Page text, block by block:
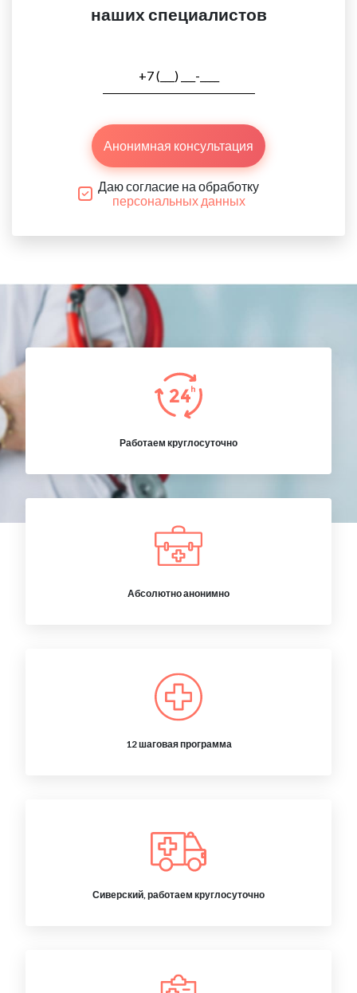
наших специалистов
Анонимная консультация
Даю согласие на обработку
персональных данных
Работаем круглосуточно
Абсолютно анонимно
12 шаговая программа
Сиверский, работаем круглосуточно